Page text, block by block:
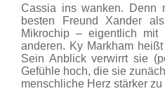
Cassia ins wanken. Denn
besten Freund Xander
Mikrochip – eigentlich
anderen. Ky Markham
Sein Anblick verwirrt sie
Gefühle hoch, die sie
menschliche Herz stärker